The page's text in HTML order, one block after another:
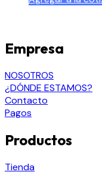
Empresa
NOSOTROS
¿DÓNDE ESTAMOS?
Contacto
Pagos
Productos
Tienda